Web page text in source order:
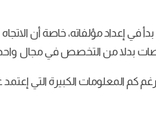
إعداد مؤلفاته، خاصة أن
بدلا من التخصص في مجال
كم المعلومات الكبيرة التي